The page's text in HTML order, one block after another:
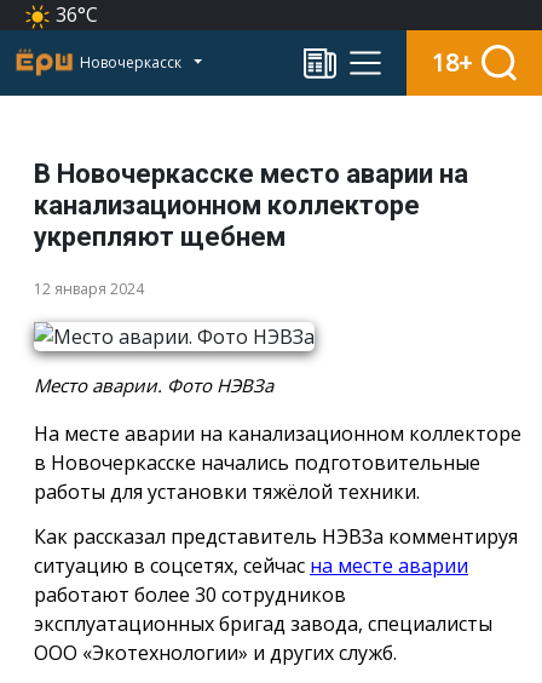
36°C
Новочеркасск 18+
В Новочеркасске место аварии на
канализационном коллекторе
укрепляют щебнем
12 января 2024
Место аварии. Фото НЭВЗа
На месте аварии на канализационном коллекторе
в Новочеркасске начались подготовительные
работы для установки тяжёлой техники.
Как рассказал представитель НЭВЗа комментируя
ситуацию в соцсетях, сейчас на месте аварии
работают более 30 сотрудников
эксплуатационных бригад завода, специалисты
ООО «Экотехнологии» и других служб.